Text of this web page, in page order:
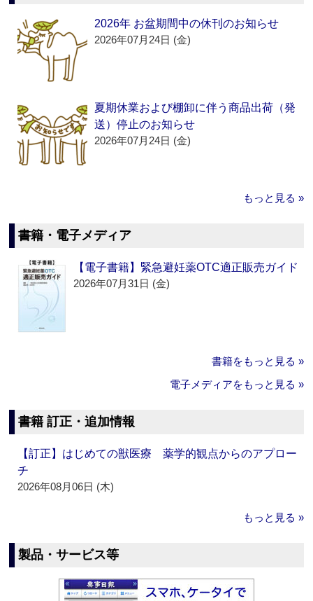
2026年 お盆期間中の休刊のお知らせ
2026年07月24日 (金)
夏期休業および棚卸に伴う商品出荷（発
送）停止のお知らせ
2026年07月24日 (金)
もっと見る »
書籍・電子メディア
【電子書籍】緊急避妊薬OTC適正販売ガイド
2026年07月31日 (金)
書籍をもっと見る »
電子メディアをもっと見る »
書籍 訂正・追加情報
【訂正】はじめての獣医療 薬学的観点からのアプロー
チ
2026年08月06日 (木)
もっと見る »
製品・サービス等